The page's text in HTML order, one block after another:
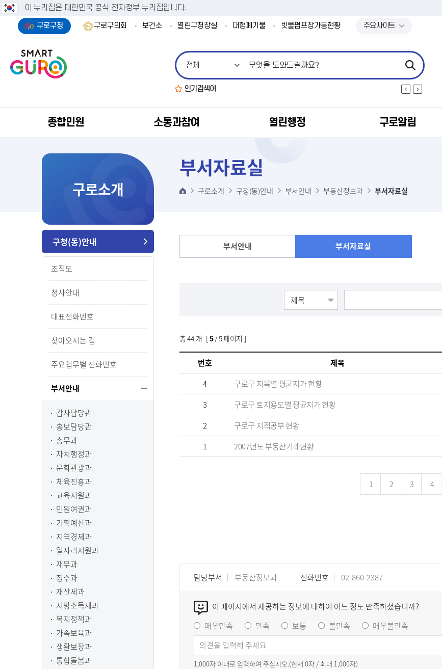
이 누리집은 대한민국 공식 전자정부 누리집입니다.
구로구청 구로구의회 보건소 열린구청장실 대형폐기물 빗물펌프장가동현황 주요사이트
인기검색어
종합민원 소통과참여 열린행정 구로알림
구로소개
구청(동)안내
조직도
청사안내
대표전화번호
찾아오시는 길
주요업무별 전화번호
부서안내
감사담당관
홍보담당관
총무과
자치행정과
문화관광과
체육진흥과
교육지원과
민원여권과
기획예산과
지역경제과
일자리지원과
재무과
징수과
재산세과
지방소득세과
복지정책과
가족보육과
생활보장과
통합돌봄과
부서자료실
구로소개 구청(동)안내 부서안내 부동산정보과 부서자료실
부서안내 부서자료실
총44개 [5/ 5 페이지 ]
번호 제목
4
구로구 지목별 평균지가 현황
3
구로구 토지용도별 평균지가 현황
2
구로구 지적공부 현황
1
2007년도 부동산거래현황
1 2 3 4
담당부서 부동산정보과 전화번호 02-860-2387
이 페이지에서 제공하는 정보에 대하여 어느 정도 만족하셨습니까?
매우만족
만족 보통 불만족 매우불만족
1,000자 이내로 입력하여 주십시오.(현재0자 / 최대 1,000자)